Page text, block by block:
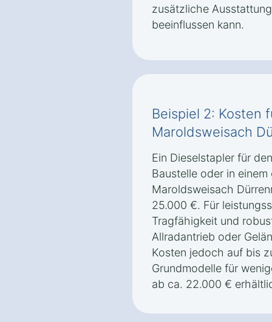
zusätzliche
beeinflussen kann.
Beispiel 2: Kosten
Maroldsweisach
Ein Dieselstapler für
Baustelle oder in
Maroldsweisach
25.000 €. Für
Tragfähigkeit und
Allradantrieb oder
Kosten jedoch auf bis
Grundmodelle für
ab ca. 22.000 €